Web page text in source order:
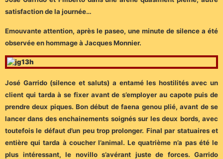
satisfaction de la journée…
Emouvante attention, après le paseo, une minute de silence a été
observée en hommage à Jacques Monnier.
José Garrido (silence et saluts) a entamé les hostilités avec un
client qui tarda à se fixer avant de s’employer au capote puis de
prendre deux piques. Bon début de faena genou plié, avant de se
lancer dans des enchainements soignés sur les deux bords, avec
toutefois le défaut d’un peu trop prolonger. Final par statuaires et
entière qui tarda à coucher l’animal. Le quatrième n’a pas été le
plus intéressant, le novillo s’avérant juste de forces. Garrido